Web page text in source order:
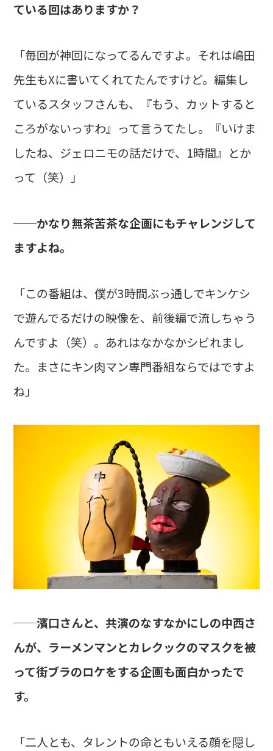
ている回はありますか？
「毎回が神回になってるんですよ。それは嶋田
先生もXに書いてくれてたんですけど。編集し
ているスタッフさんも、『もう、カットすると
ころがないっすわ』って言うてたし。『いけま
したね、ジェロニモの話だけで、1時間』とか
って（笑）」
──かなり無茶苦茶な企画にもチャレンジして
ますよね。
「この番組は、僕が3時間ぶっ通しでキンケシ
で遊んでるだけの映像を、前後編で流しちゃう
んですよ（笑）。あれはなかなかシビれまし
た。まさにキン肉マン専門番組ならではですよ
ね」
──濱口さんと、共演のなすなかにしの中西さ
んが、ラーメンマンとカレクックのマスクを被
って街ブラのロケをする企画も面白かったで
す。
「二人とも、タレントの命ともいえる顔を隠し